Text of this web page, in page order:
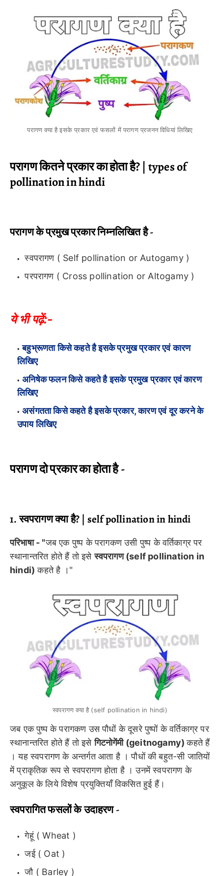
परागण क्या है इसके प्रकार एवं फसलों में परागण प्रजनन विधियां लिखिए
परागण कितने प्रकार का होता है? | types of
pollination in hindi
परागण के प्रमुख प्रकार निम्नलिखित है -
स्वपरागण ( Self pollination or Autogamy )
परपरागण ( Cross pollination or Altogamy )
ये भी पढ़ें:-
बहुभ्रूणता किसे कहते है इसके प्रमुख प्रकार एवं कारण
लिखिए
अनिषेक फलन किसे कहते है इसके प्रमुख प्रकार एवं कारण
लिखिए
असंगतता किसे कहते है इसके प्रकार, कारण एवं दूर करने के
उपाय लिखिए
परागण दो प्रकार का होता है -
1. स्वपरागण क्या है? | self pollination in hindi
परिभाषा - "जब एक पुष्प के परागकण उसी पुष्प के वर्तिकाग्र पर
स्थानान्तरित होते हैं तो इसेस्वपरागण (self pollination in
hindi) कहते है ।"
स्वपरागण क्या है (self pollination in hindi)
जब एक पुष्प के परागकण उस पौधों के दूसरे पुष्पों के वर्तिकाग्र पर
स्थानान्तरित होते हैं तो इसेगिटनोगेंमी (geitnogamy)कहते हैं
। यह स्वपरागण के अन्तर्गत आता है । पौधों की बहुत-सी जातियों
में प्राकृतिक रूप से स्वपरागण होता है । उनमें स्वपरागण के
अनुकूल के लिये विशेष प्रयुक्तियाँ विकसित हुई हैं।
स्वपरागित फसलों के उदाहरण -
गेहूं ( Wheat )
जई ( Oat )
जौ ( Barley )